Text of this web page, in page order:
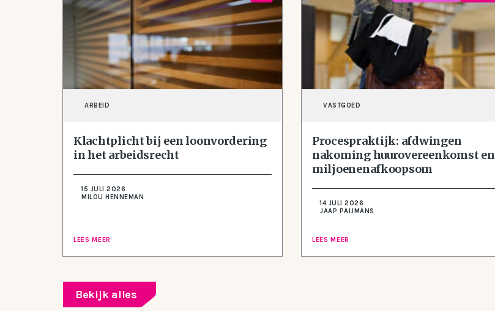
ARBEID
Klachtplicht bij een loonvordering
in het arbeidsrecht
15 JULI 2026
MILOU HENNEMAN
LEES MEER
VASTGOED
Procespraktijk: afdwingen
nakoming huurovereenkomst en
miljoenenafkoopsom
14 JULI 2026
JAAP PAIJMANS
LEES MEER
Bekijk alles